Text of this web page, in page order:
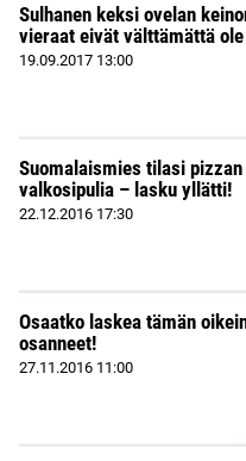
Sulhanen keksi ovelan
vieraat eivät välttämättä
19.09.2017 13:00
Suomalaismies tilasi
valkosipulia – lasku yllätti!
22.12.2016 17:30
Osaatko laskea tämän
osanneet!
27.11.2016 11:00